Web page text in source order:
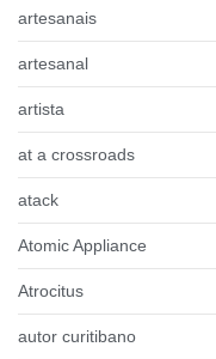
artesanais
artesanal
artista
at a crossroads
atack
Atomic Appliance
Atrocitus
autor curitibano